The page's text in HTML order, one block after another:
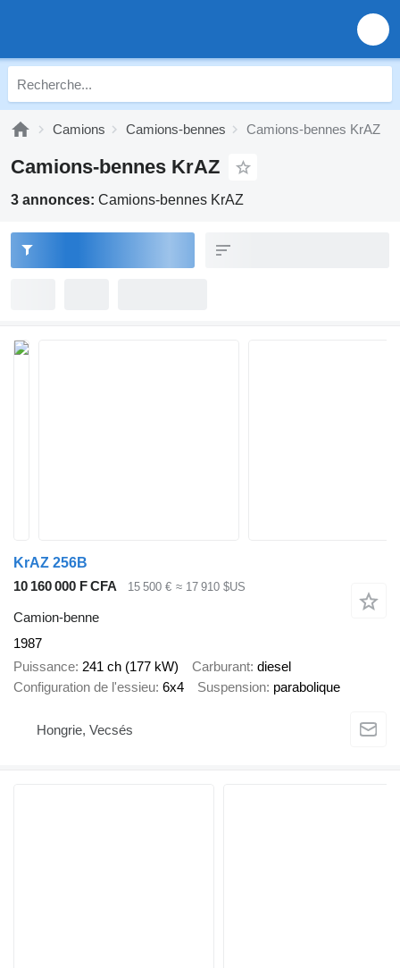
Camions Camions-bennes Camions-bennes KrAZ
Camions-bennes KrAZ
3 annonces: Camions-bennes KrAZ
KrAZ 256B
10 160 000 F CFA
15 500 € ≈ 17 910 $US
Camion-benne
1987
Puissance 241 ch (177 kW) Carburant diesel
Configuration de l'essieu 6x4 Suspension parabolique
Hongrie, Vecsés